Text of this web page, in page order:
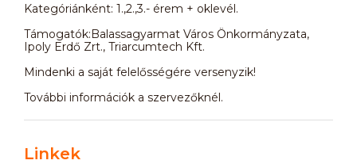
Kategóriánként: 1.,2.,3.- érem + oklevél.
Támogatók:Balassagyarmat Város Önkormányzata,
Ipoly Erdő Zrt., Triarcumtech Kft.
Mindenki a saját felelősségére versenyzik!
További információk a szervezőknél.
Linkek